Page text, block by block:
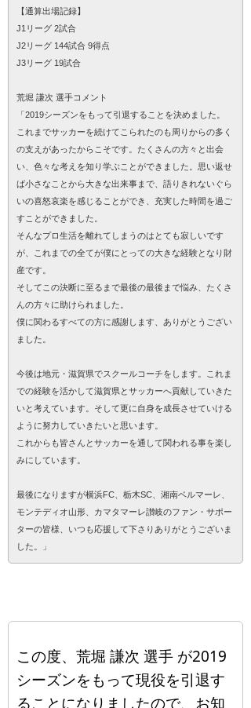
【通算出場記録】
J1リーグ 2試合
J2リーグ 144試合 9得点
J3リーグ 19試合
荒堀 謙次 選手コメント
「2019シーズンをもって引退することを決めました。
これまでサッカーを続けてこられたのも周りからの多く
の支えがあったからこそです。たくさんの方々と出会
い、色々な考えを知り学ぶことができました。思い返せ
ば小さなことから大きな出来事まで、語りきれないぐら
いの喜怒哀楽を感じることができ、充実した時間を過ご
すことができました。
そんなプロ生活を離れてしまうのはとても寂しいです
が、これまでの全てが僕にとっての大きな経験となり財
産です。
そしてこの決断に至るまで最後の最後まで悩み、たくさ
んの方々に助けられました。
僕に関わるすべての方に感謝します、ありがとうござい
ました。
今後は地元・滋賀県でスクールコーチをします。これま
での経験を活かして滋賀県とサッカーへ貢献していきた
いと考えています。そして更に自身を成長させていける
ように努力していきたいと思います。
これからも皆さんとサッカーを通して関われる事を楽し
みにしています。
最後になりますが横浜FC、栃木SC、湘南ベルマーレ、
モンテディオ山形、カマタマーレ讃岐のファン・サポー
ターの皆様、いつも応援して下さりありがとうございま
した。」
この度、荒堀 謙次 選手 が2019
シーズンをもって現役を引退す
ることになりましたので、お知